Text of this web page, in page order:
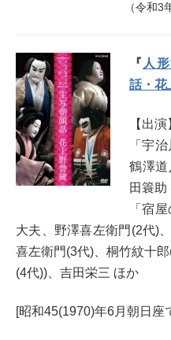
（令和
『 人
話・花
【出演
「宇
鶴澤
田簑助
「宿
大夫、野澤喜左衛門(2代)
喜左衛門(3代)、桐竹紋十
(4代))、吉田栄三 ほか
[昭和45(1970)年6月朝日座